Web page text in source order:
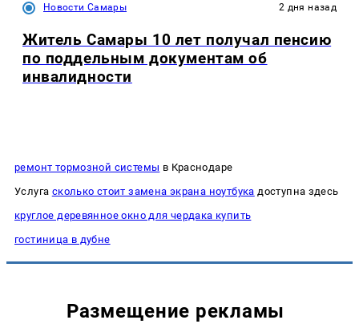
Новости Самары 2 дня назад
Житель Самары 10 лет получал пенсию
по поддельным документам об
инвалидности
ремонт тормозной системы в Краснодаре
Услуга сколько стоит замена экрана ноутбука доступна здесь
круглое деревянное окно для чердака купить
гостиница в дубне
Размещение рекламы